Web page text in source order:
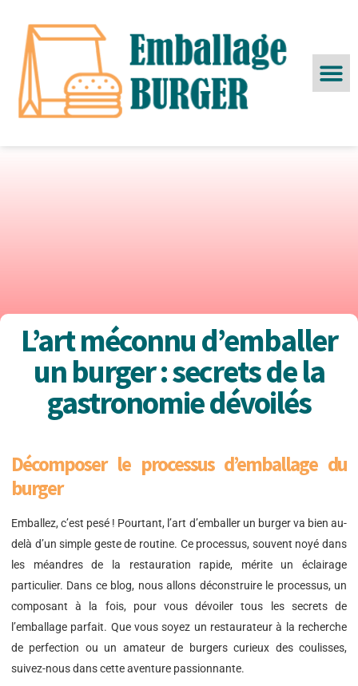
L’art méconnu d’emballer
un burger : secrets de la
gastronomie dévoilés
Décomposer le processus d’emballage du
burger
Emballez, c’est pesé ! Pourtant, l’art d’emballer un burger va bien au-
delà d’un simple geste de routine. Ce processus, souvent noyé dans
les méandres de la restauration rapide, mérite un éclairage
particulier. Dans ce blog, nous allons déconstruire le processus, un
composant à la fois, pour vous dévoiler tous les secrets de
l’emballage parfait. Que vous soyez un restaurateur à la recherche
de perfection ou un amateur de burgers curieux des coulisses,
suivez-nous dans cette aventure passionnante.